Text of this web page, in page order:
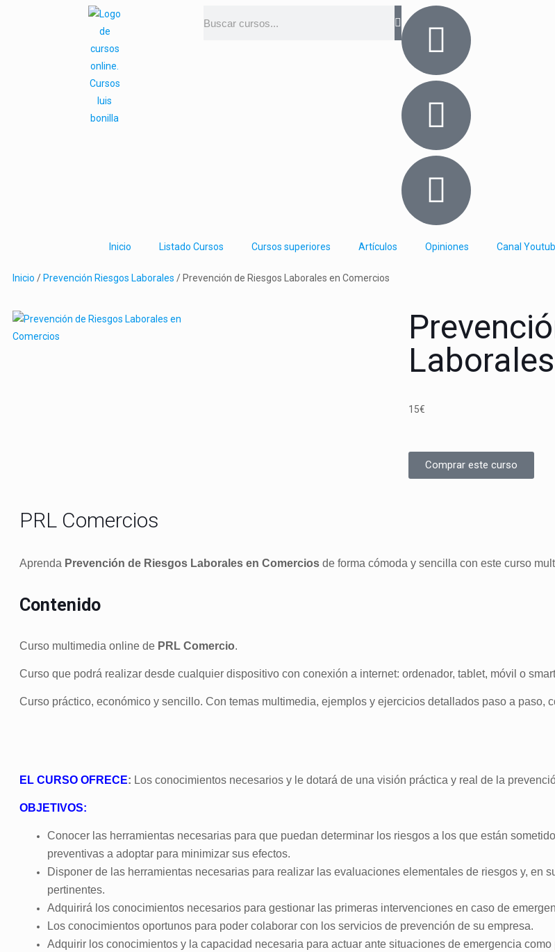
Inicio Listado Cursos Cursos superiores Artículos Opiniones Canal
Inicio / Prevención Riesgos Laborales / Prevención de Riesgos Laborales en Comercios
15€
Comprar este curso
PRL Comercios
Aprenda Prevención de Riesgos Laborales en Comercios de forma cómoda y sencilla con este curso
Contenido
Curso multimedia online de PRL Comercio.
Curso que podrá realizar desde cualquier dispositivo con conexión a internet: ordenador, tablet, móvil o
Curso práctico, económico y sencillo. Con temas multimedia, ejemplos y ejercicios detallados paso a paso,
EL CURSO OFRECE: Los conocimientos necesarios y le dotará de una visión práctica y real de la
OBJETIVOS:
Conocer las herramientas necesarias para que puedan determinar los riesgos a los que están
preventivas a adoptar para minimizar sus efectos.
Disponer de las herramientas necesarias para realizar las evaluaciones elementales de riesgos y, en
pertinentes.
Adquirirá los conocimientos necesarios para gestionar las primeras intervenciones en caso de
Los conocimientos oportunos para poder colaborar con los servicios de prevención de su empresa.
Adquirir los conocimientos y la capacidad necesaria para actuar ante situaciones de emergencia